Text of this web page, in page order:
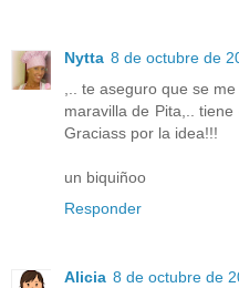
Nytta 8 de octubre de
,.. te aseguro que se
maravilla de Pita,..
Graciass por la idea!!!
un biquiñoo
Responder
Alicia 8 de octubre de